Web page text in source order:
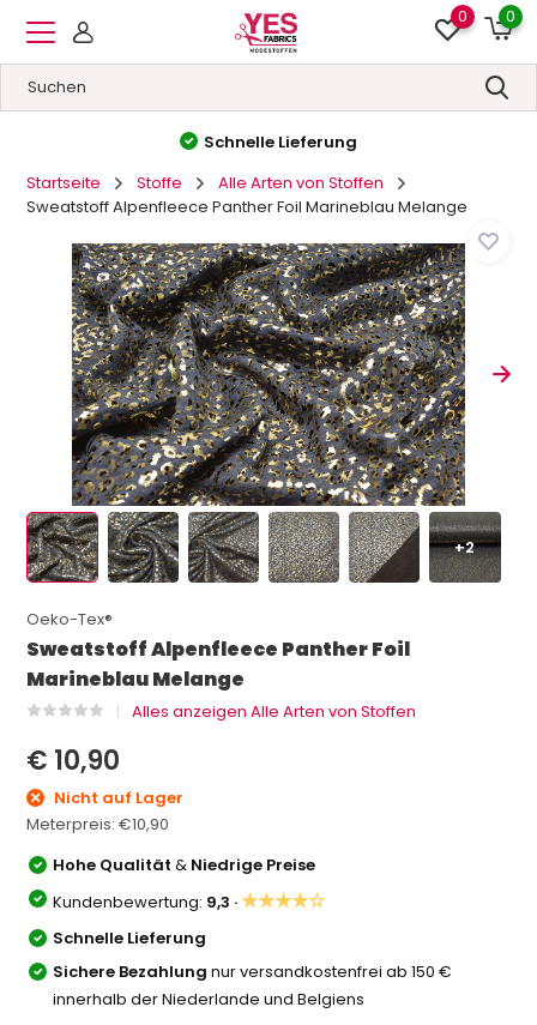
0 0
Hohe Qualität&Niedrige Preise
Startseite
Stoffe
Alle Arten von Stoffen
Sweatstoff Alpenfleece Panther Foil Marineblau Melange
+2
Oeko-Tex®
Sweatstoff Alpenfleece Panther Foil
Marineblau Melange
Alles anzeigen Alle Arten von Stoffen
€ 10,90
Nicht auf Lager
Meterpreis:€10,90
Hohe Qualität& Niedrige Preise
Kundenbewertung: 9,3 ·★★★★☆
Schnelle Lieferung
Sichere Bezahlung nur versandkostenfrei ab 150 €
innerhalb der Niederlande und Belgiens